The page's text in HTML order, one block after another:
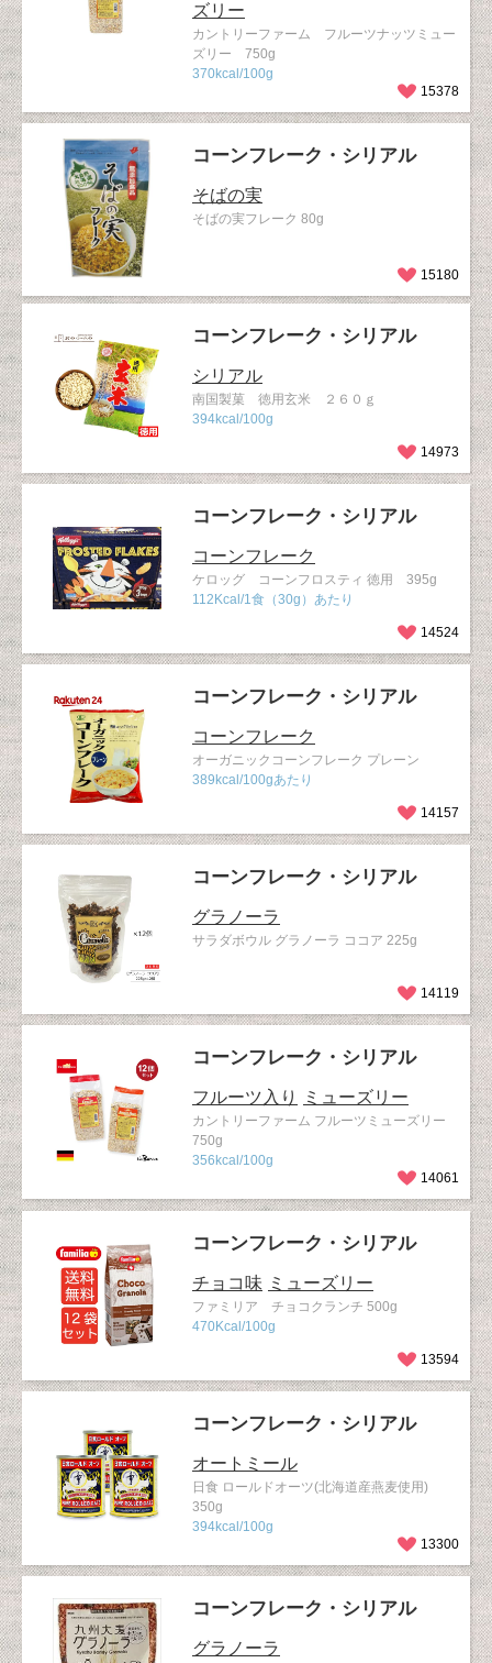
ズリー
カントリーファーム フルーツナッツミュー
ズリー 750g
370kcal/100g
15378
コーンフレーク・シリアル
そばの実
そばの実フレーク 80g
15180
コーンフレーク・シリアル
シリアル
南国製菓 徳用玄米 ２６０ｇ
394kcal/100g
14973
コーンフレーク・シリアル
コーンフレーク
ケロッグ コーンフロスティ 徳用 395g
112Kcal/1食（30g）あたり
14524
コーンフレーク・シリアル
コーンフレーク
オーガニックコーンフレーク プレーン
389kcal/100gあたり
14157
コーンフレーク・シリアル
グラノーラ
サラダボウル グラノーラ ココア 225g
14119
コーンフレーク・シリアル
フルーツ入り ミューズリー
カントリーファーム フルーツミューズリー
750g
356kcal/100g
14061
コーンフレーク・シリアル
チョコ味 ミューズリー
ファミリア チョコクランチ 500g
470Kcal/100g
13594
コーンフレーク・シリアル
オートミール
日食 ロールドオーツ(北海道産燕麦使用)
350g
394kcal/100g
13300
コーンフレーク・シリアル
グラノーラ